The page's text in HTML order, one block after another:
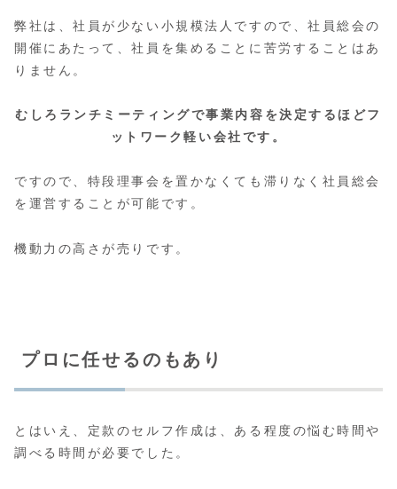
弊社は、社員が少ない小規模法人ですので、社員総会の
開催にあたって、社員を集めることに苦労することはあ
りません。
むしろランチミーティングで事業内容を決定するほどフ
ットワーク軽い会社です。
ですので、特段理事会を置かなくても滞りなく社員総会
を運営することが可能です。
機動力の高さが売りです。
プロに任せるのもあり
とはいえ、定款のセルフ作成は、ある程度の悩む時間や
調べる時間が必要でした。